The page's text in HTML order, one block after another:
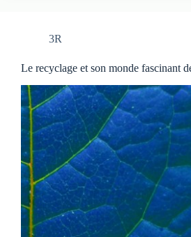
3R
Le recyclage et son monde fascinant